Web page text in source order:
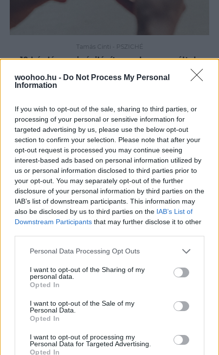
woohoo.hu - Do Not Process My Personal
Information
If you wish to opt-out of the sale, sharing to third parties, or
processing of your personal or sensitive information for
targeted advertising by us, please use the below opt-out
section to confirm your selection. Please note that after your
opt-out request is processed you may continue seeing
interest-based ads based on personal information utilized by
us or personal information disclosed to third parties prior to
your opt-out. You may separately opt-out of the further
disclosure of your personal information by third parties on the
IAB’s list of downstream participants. This information may
also be disclosed by us to third parties on the IAB’s List of
Downstream Participants that may further disclose it to other
Please note that this website/app uses one or more Google
not limited to your visit or usage behaviour. You may click to
grant or deny consent to Google and its third-party tags to
use your data for below specified purposes in below Google
consent section.
Personal Data Processing Opt Outs
I want to opt-out of the Sharing of my
personal data.
Opted In
I want to opt-out of the Sale of my
Personal Data.
Opted In
I want to opt-out of processing my
Personal Data for Targeted Advertising.
Opted In
Tamás Cinti - PSZICHÉ
10 kérdés, ami rávilágít arra, hogyan váltak
TOVÁBBI CIKKEK: